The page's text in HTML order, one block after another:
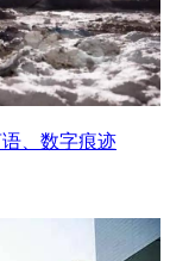
、数字痕迹